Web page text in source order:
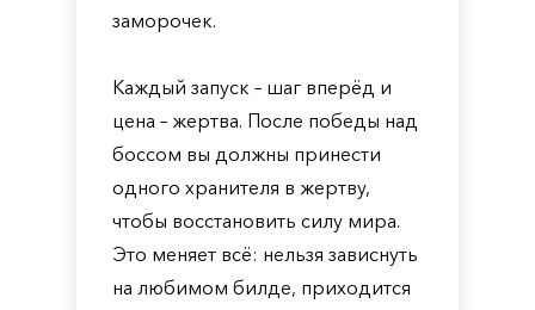
заморочек.
Каждый запуск – шаг вперёд и
цена – жертва. После победы над
боссом вы должны принести
одного хранителя в жертву,
чтобы восстановить силу мира.
Это меняет всё: нельзя зависнуть
на любимом билде, приходится